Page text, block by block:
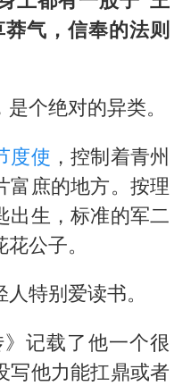
气，信奉的法则
个绝对的异类。
度使 ，控制着青州
富庶的地方。按理
出生，标准的军二
公子。
特别爱读书。
》记载了他一个很
写他力能扛鼎或者